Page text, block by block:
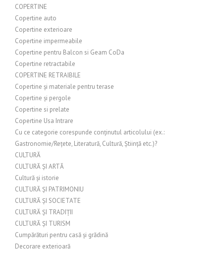
COPERTINE
Copertine auto
Copertine exterioare
Copertine impermeabile
Copertine pentru Balcon si Geam CoDa
Copertine retractabile
COPERTINE RETRAIBILE
Copertine și materiale pentru terase
Copertine și pergole
Copertine si prelate
Copertine Usa Intrare
Cu ce categorie corespunde conținutul articolului (ex.:
Gastronomie/Rețete, Literatură, Cultură, Știință etc.)?
CULTURĂ
CULTURĂ ȘI ARTĂ
Cultură și istorie
CULTURĂ ȘI PATRIMONIU
CULTURĂ ȘI SOCIETATE
CULTURĂ ȘI TRADIȚII
CULTURĂ ȘI TURISM
Cumpărături pentru casă și grădină
Decorare exterioară